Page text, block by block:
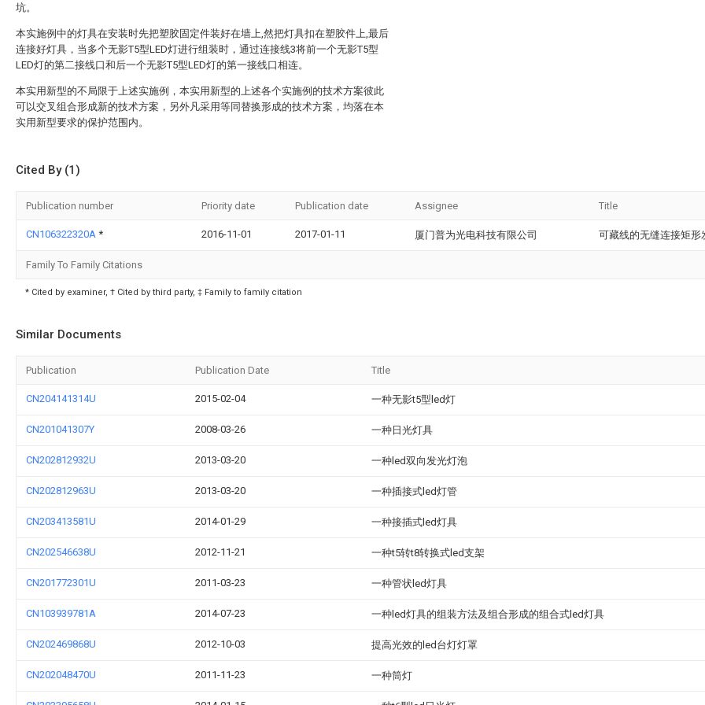
坑。
本实施例中的灯具在安装时先把塑胶固定件装好在墙上,然把灯具扣在塑胶件上,最后
连接好灯具，当多个无影T5型LED灯进行组装时，通过连接线3将前一个无影T5型
LED灯的第二接线口和后一个无影T5型LED灯的第一接线口相连。
本实用新型的不局限于上述实施例，本实用新型的上述各个实施例的技术方案彼此
可以交叉组合形成新的技术方案，另外凡采用等同替换形成的技术方案，均落在本
实用新型要求的保护范围内。
Cited By (1)
Publication number Priority date Publication date Assignee Title
CN106322320A * 2016-11-01 2017-01-11 厦门普为光电科技有限公司 可藏线的无缝连接矩形
Family To Family Citations
* Cited by examiner, † Cited by third party, ‡ Family to family citation
Similar Documents
Publication Publication Date Title
CN204141314U 2015-02-04 一种无影t5型led灯
CN201041307Y 2008-03-26 一种日光灯具
CN202812932U 2013-03-20 一种led双向发光灯泡
CN202812963U 2013-03-20 一种插接式led灯管
CN203413581U 2014-01-29 一种接插式led灯具
CN202546638U 2012-11-21 一种t5转t8转换式led支架
CN201772301U 2011-03-23 一种管状led灯具
CN103939781A 2014-07-23 一种led灯具的组装方法及组合形成的组合式led灯具
CN202469868U 2012-10-03 提高光效的led台灯灯罩
CN202048470U 2011-11-23 一种筒灯